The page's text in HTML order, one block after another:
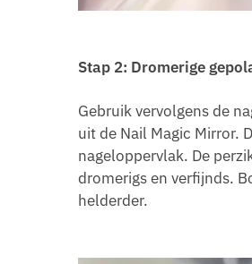
Stap 2: Dromerige
Gebruik vervolgens de
uit de Nail Magic Mirror.
nageloppervlak. De
dromerigs en verfijnds.
helderder.